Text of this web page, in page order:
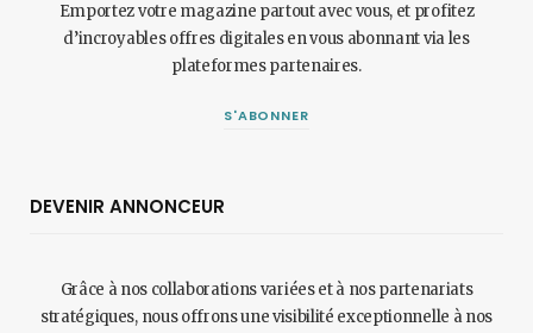
Emportez votre magazine partout avec vous, et profitez
d’incroyables offres digitales en vous abonnant via les
plateformes partenaires.
S'ABONNER
DEVENIR ANNONCEUR
Grâce à nos collaborations variées et à nos partenariats
stratégiques, nous offrons une visibilité exceptionnelle à nos